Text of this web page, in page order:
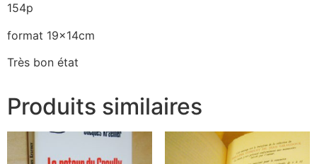
154p
format 19x14cm
Très bon état
Produits similaires